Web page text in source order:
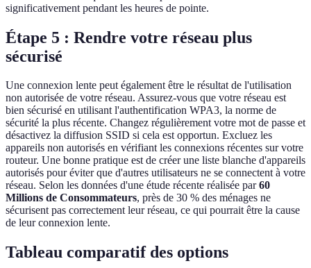
significativement pendant les heures de pointe.
Étape 5 : Rendre votre réseau plus
sécurisé
Une connexion lente peut également être le résultat de l'utilisation
non autorisée de votre réseau. Assurez-vous que votre réseau est
bien sécurisé en utilisant l'authentification WPA3, la norme de
sécurité la plus récente. Changez régulièrement votre mot de passe et
désactivez la diffusion SSID si cela est opportun. Excluez les
appareils non autorisés en vérifiant les connexions récentes sur votre
routeur. Une bonne pratique est de créer une liste blanche d'appareils
autorisés pour éviter que d'autres utilisateurs ne se connectent à votre
réseau. Selon les données d'une étude récente réalisée par60
Millions de Consommateurs, près de 30 % des ménages ne
sécurisent pas correctement leur réseau, ce qui pourrait être la cause
de leur connexion lente.
Tableau comparatif des options